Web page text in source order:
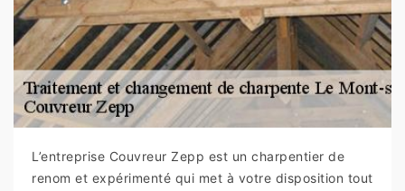
L’entreprise Couvreur Zepp est un charpentier de
renom et expérimenté qui met à votre disposition tout